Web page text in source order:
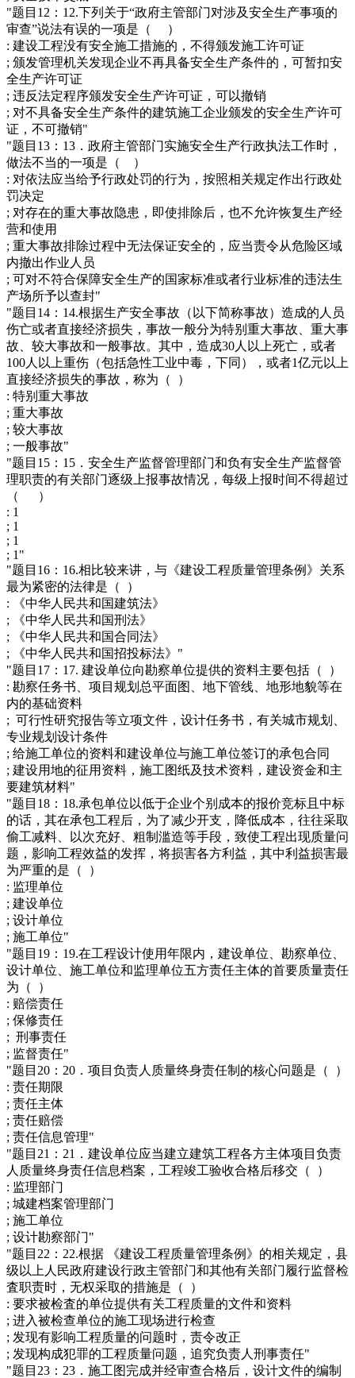
"题目12：12.下列关于“政府主管部门对涉及安全生产事项的
审查”说法有误的一项是（ ）
: 建设工程没有安全施工措施的，不得颁发施工许可证
; 颁发管理机关发现企业不再具备安全生产条件的，可暂扣安
全生产许可证
; 违反法定程序颁发安全生产许可证，可以撤销
; 对不具备安全生产条件的建筑施工企业颁发的安全生产许可
证，不可撤销"
"题目13：13．政府主管部门实施安全生产行政执法工作时，
做法不当的一项是（ ）
: 对依法应当给予行政处罚的行为，按照相关规定作出行政处
罚决定
; 对存在的重大事故隐患，即使排除后，也不允许恢复生产经
营和使用
; 重大事故排除过程中无法保证安全的，应当责令从危险区域
内撤出作业人员
; 可对不符合保障安全生产的国家标准或者行业标准的违法生
产场所予以查封"
"题目14：14.根据生产安全事故（以下简称事故）造成的人员
伤亡或者直接经济损失，事故一般分为特别重大事故、重大事
故、较大事故和一般事故。其中，造成30人以上死亡，或者
100人以上重伤（包括急性工业中毒，下同），或者1亿元以上
直接经济损失的事故，称为（ ）
: 特别重大事故
; 重大事故
; 较大事故
; 一般事故"
"题目15：15．安全生产监督管理部门和负有安全生产监督管
理职责的有关部门逐级上报事故情况，每级上报时间不得超过
（ ）
: 1
; 1
; 1
; 1"
"题目16：16.相比较来讲，与《建设工程质量管理条例》关系
最为紧密的法律是（ ）
: 《中华人民共和国建筑法》
; 《中华人民共和国刑法》
; 《中华人民共和国合同法》
; 《中华人民共和国招投标法》"
"题目17：17. 建设单位向勘察单位提供的资料主要包括（ ）
: 勘察任务书、项目规划总平面图、地下管线、地形地貌等在
内的基础资料
; 可行性研究报告等立项文件，设计任务书，有关城市规划、
专业规划设计条件
; 给施工单位的资料和建设单位与施工单位签订的承包合同
; 建设用地的征用资料，施工图纸及技术资料，建设资金和主
要建筑材料"
"题目18：18.承包单位以低于企业个别成本的报价竞标且中标
的话，其在承包工程后，为了减少开支，降低成本，往往采取
偷工减料、以次充好、粗制滥造等手段，致使工程出现质量问
题，影响工程效益的发挥，将损害各方利益，其中利益损害最
为严重的是（ ）
: 监理单位
; 建设单位
; 设计单位
; 施工单位"
"题目19：19.在工程设计使用年限内，建设单位、勘察单位、
设计单位、施工单位和监理单位五方责任主体的首要质量责任
为（ ）
: 赔偿责任
; 保修责任
; 刑事责任
; 监督责任"
"题目20：20．项目负责人质量终身责任制的核心问题是（ ）
: 责任期限
; 责任主体
; 责任赔偿
; 责任信息管理"
"题目21：21．建设单位应当建立建筑工程各方主体项目负责
人质量终身责任信息档案，工程竣工验收合格后移交（ ）
: 监理部门
; 城建档案管理部门
; 施工单位
; 设计勘察部门"
"题目22：22.根据 《建设工程质量管理条例》的相关规定，县
级以上人民政府建设行政主管部门和其他有关部门履行监督检
査职责时，无权采取的措施是（ ）
: 要求被检査的单位提供有关工程质量的文件和资料
; 进入被检查单位的施工现场进行检查
; 发现有影响工程质量的问题时，责令改正
; 发现构成犯罪的工程质量问题，追究负责人刑事责任"
"题目23：23．施工图完成并经审查合格后，设计文件的编制